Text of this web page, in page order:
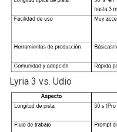
Lyria 3 vs. Udio